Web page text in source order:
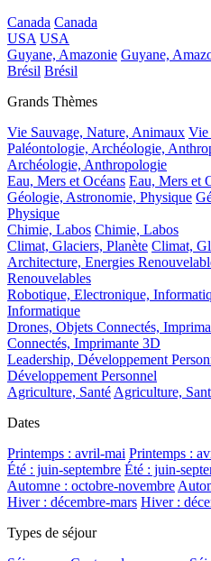
Canada Canada
USA USA
Guyane, Amazonie Guyane,
Brésil Brésil
Grands Thèmes
Vie Sauvage, Nature, Animaux Vie
Paléontologie, Archéologie,
Archéologie, Anthropologie
Eau, Mers et Océans Eau, Mers et
Géologie, Astronomie, Physique
Physique
Chimie, Labos Chimie, Labos
Climat, Glaciers, Planète Climat,
Architecture, Energies
Renouvelables
Robotique, Electronique,
Informatique
Drones, Objets Connectés,
Connectés, Imprimante 3D
Leadership, Développement
Développement Personnel
Agriculture, Santé Agriculture,
Dates
Printemps : avril-mai Printemps :
Été : juin-septembre Été : juin-
Automne : octobre-novembre
Hiver : décembre-mars Hiver :
Types de séjour